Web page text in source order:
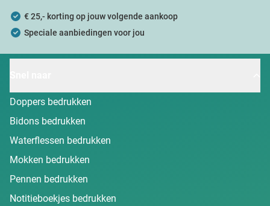
€ 25,- korting op jouw volgende aankoop
Speciale aanbiedingen voor jou
Doppers bedrukken
Bidons bedrukken
Waterflessen bedrukken
Mokken bedrukken
Pennen bedrukken
Notitieboekjes bedrukken